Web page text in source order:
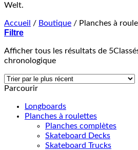
Welt.
Accueil / Boutique / Planches à
Filtre
Afficher tous les résultats de 5
chronologique
Parcourir
Longboards
Planches à roulettes
Planches complètes
Skateboard Decks
Skateboard Trucks